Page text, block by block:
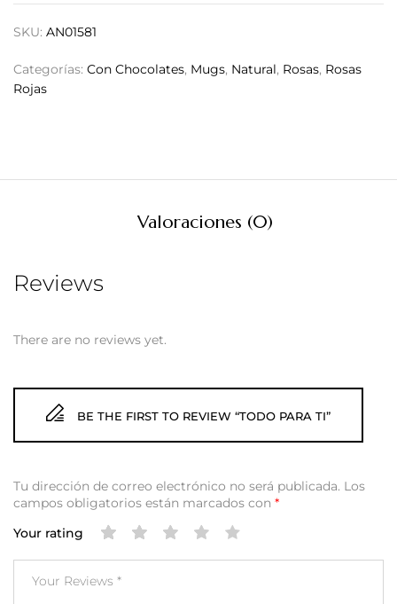
SKU: AN01581
Categorías: Con Chocolates, Mugs, Natural, Rosas, Rosas
Rojas
Valoraciones (0)
Reviews
There are no reviews yet.
BE THE FIRST TO REVIEW “TODO PARA TI”
Tu dirección de correo electrónico no será publicada. Los
campos obligatorios están marcados con *
Your rating